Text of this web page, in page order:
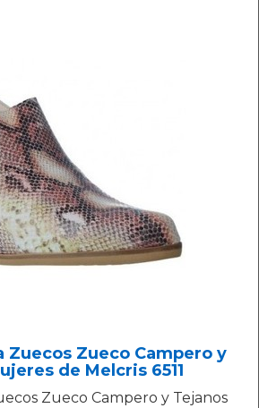
Zuecos Zueco Campero y
de Melcris 6511
Zueco Campero y Tejanos